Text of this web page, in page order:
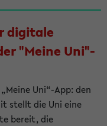
digitale
"Meine Uni"-
Uni“-App: den
stellt die Uni eine
bereit, die